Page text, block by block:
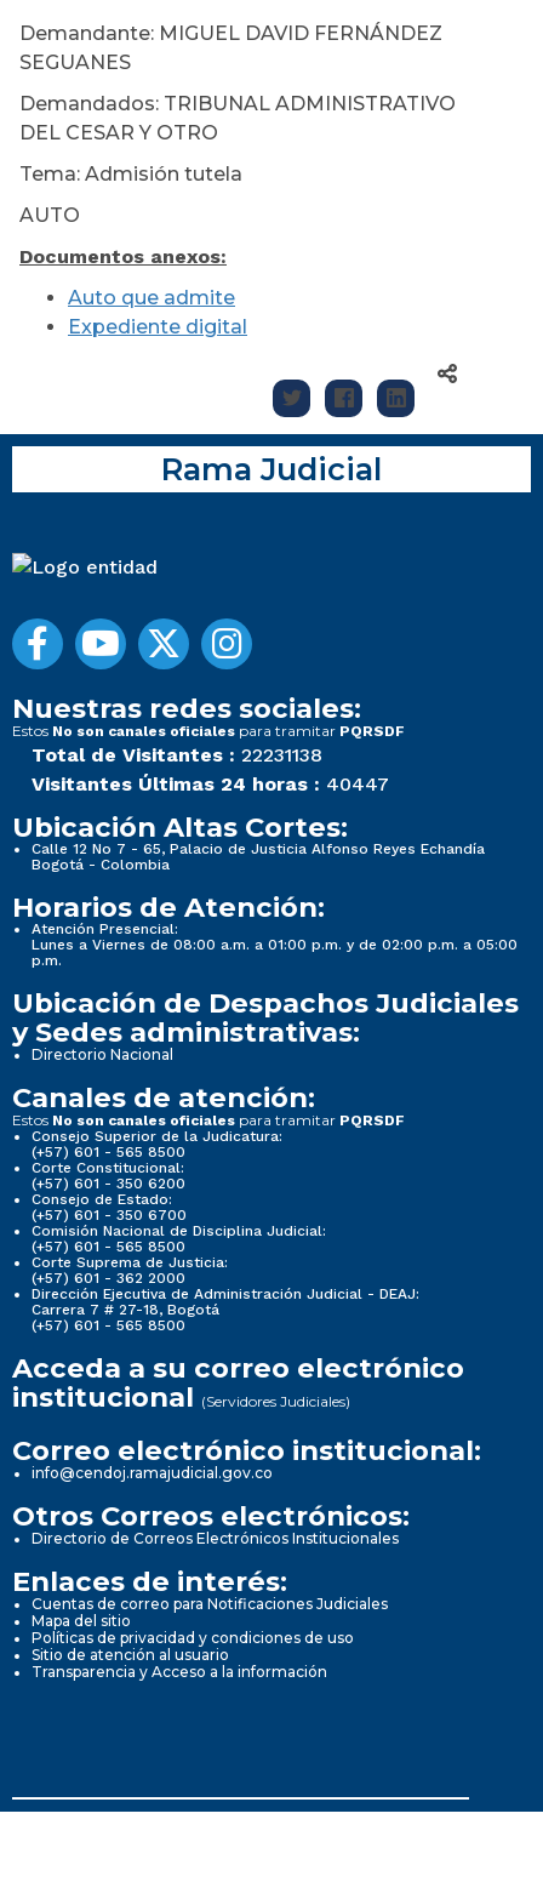
Demandante: MIGUEL DAVID FERNÁNDEZ
SEGUANES
Demandados: TRIBUNAL ADMINISTRATIVO
DEL CESAR Y OTRO
Tema: Admisión tutela
AUTO
Documentos anexos:
Auto que admite
Expediente digital
Rama Judicial
Nuestras redes sociales:
Estos No son canales oficiales para tramitar PQRSDF
Total de Visitantes : 22231138
Visitantes Últimas 24 horas : 40447
Ubicación Altas Cortes:
Calle 12 No 7 - 65, Palacio de Justicia Alfonso Reyes Echandía
Bogotá - Colombia
Horarios de Atención:
Atención Presencial:
Lunes a Viernes de 08:00 a.m. a 01:00 p.m. y de 02:00 p.m. a 05:00
p.m.
Ubicación de Despachos Judiciales
y Sedes administrativas:
Directorio Nacional
Canales de atención:
Estos No son canales oficiales para tramitar PQRSDF
Consejo Superior de la Judicatura:
(+57) 601 - 565 8500
Corte Constitucional:
(+57) 601 - 350 6200
Consejo de Estado:
(+57) 601 - 350 6700
Comisión Nacional de Disciplina Judicial:
(+57) 601 - 565 8500
Corte Suprema de Justicia:
(+57) 601 - 362 2000
Dirección Ejecutiva de Administración Judicial - DEAJ:
Carrera 7 # 27-18, Bogotá
(+57) 601 - 565 8500
Acceda a su correo electrónico
institucional (Servidores Judiciales)
Correo electrónico institucional:
info@cendoj.ramajudicial.gov.co
Otros Correos electrónicos:
Directorio de Correos Electrónicos Institucionales
Enlaces de interés:
Cuentas de correo para Notificaciones Judiciales
Mapa del sitio
Políticas de privacidad y condiciones de uso
Sitio de atención al usuario
Transparencia y Acceso a la información